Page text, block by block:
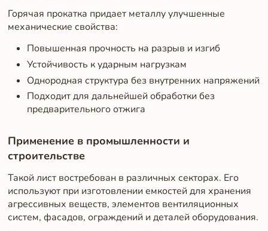
Горячая прокатка придает металлу улучшенные
механические свойства:
Повышенная прочность на разрыв и изгиб
Устойчивость к ударным нагрузкам
Однородная структура без внутренних напряжений
Подходит для дальнейшей обработки без
предварительного отжига
Применение в промышленности и
строительстве
Такой лист востребован в различных секторах. Его
используют при изготовлении емкостей для хранения
агрессивных веществ, элементов вентиляционных
систем, фасадов, ограждений и деталей оборудования.